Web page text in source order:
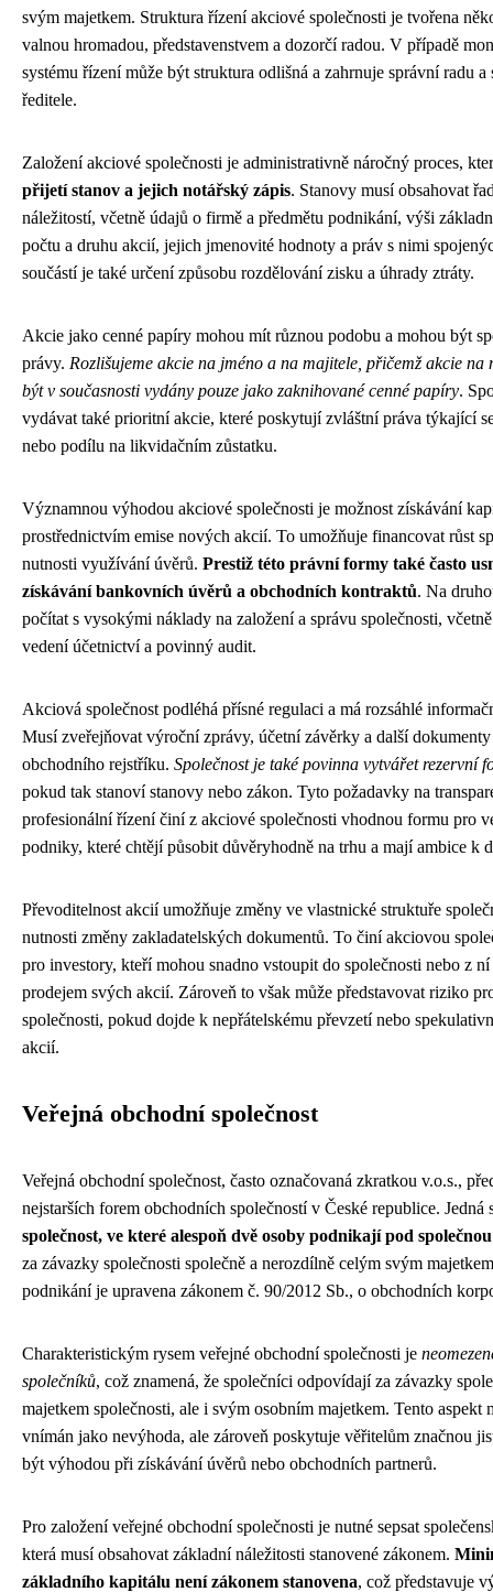
svým majetkem. Struktura řízení akciové společnosti je tvořena
valnou hromadou, představenstvem a dozorčí radou. V případě
systému řízení může být struktura odlišná a zahrnuje správní radu a
ředitele.
Založení akciové společnosti je administrativně náročný proces,
přijetí stanov a jejich notářský zápis. Stanovy musí obsahovat
náležitostí, včetně údajů o firmě a předmětu podnikání, výši
počtu a druhu akcií, jejich jmenovité hodnoty a práv s nimi
součástí je také určení způsobu rozdělování zisku a úhrady ztráty.
Akcie jako cenné papíry mohou mít různou podobu a mohou být
právy. Rozlišujeme akcie na jméno a na majitele, přičemž akcie na
být v současnosti vydány pouze jako zaknihované cenné papíry.
vydávat také prioritní akcie, které poskytují zvláštní práva týkající
nebo podílu na likvidačním zůstatku.
Významnou výhodou akciové společnosti je možnost získávání
prostřednictvím emise nových akcií. To umožňuje financovat růst
nutnosti využívání úvěrů. Prestiž této právní formy také často
získávání bankovních úvěrů a obchodních kontraktů. Na
počítat s vysokými náklady na založení a správu společnosti,
vedení účetnictví a povinný audit.
Akciová společnost podléhá přísné regulaci a má rozsáhlé
Musí zveřejňovat výroční zprávy, účetní závěrky a další
obchodního rejstříku. Společnost je také povinna vytvářet rezervní
pokud tak stanoví stanovy nebo zákon. Tyto požadavky na
profesionální řízení činí z akciové společnosti vhodnou formu pro
podniky, které chtějí působit důvěryhodně na trhu a mají ambice k
Převoditelnost akcií umožňuje změny ve vlastnické struktuře
nutnosti změny zakladatelských dokumentů. To činí akciovou
pro investory, kteří mohou snadno vstoupit do společnosti nebo z
prodejem svých akcií. Zároveň to však může představovat riziko
společnosti, pokud dojde k nepřátelskému převzetí nebo
akcií.
Veřejná obchodní společnost
Veřejná obchodní společnost, často označovaná zkratkou v.o.s.,
nejstarších forem obchodních společností v České republice. Jedná
společnost, ve které alespoň dvě osoby podnikají pod
za závazky společnosti společně a nerozdílně celým svým
podnikání je upravena zákonem č. 90/2012 Sb., o obchodních
Charakteristickým rysem veřejné obchodní společnosti je
společníků, což znamená, že společníci odpovídají za závazky
majetkem společnosti, ale i svým osobním majetkem. Tento aspekt
vnímán jako nevýhoda, ale zároveň poskytuje věřitelům značnou
být výhodou při získávání úvěrů nebo obchodních partnerů.
Pro založení veřejné obchodní společnosti je nutné sepsat
která musí obsahovat základní náležitosti stanovené zákonem.
základního kapitálu není zákonem stanovena, což představuje